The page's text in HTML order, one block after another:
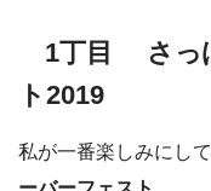
1丁目 さっ
ト2019
私が一番楽しみにし